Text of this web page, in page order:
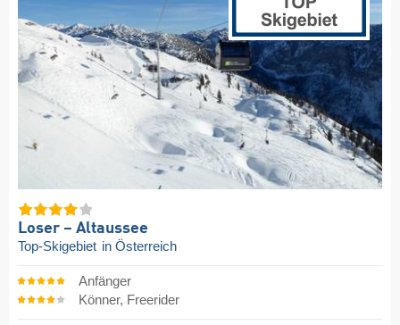
Loser – Altaussee
Top-Skigebiet in Österreich
Anfänger
Könner, Freerider